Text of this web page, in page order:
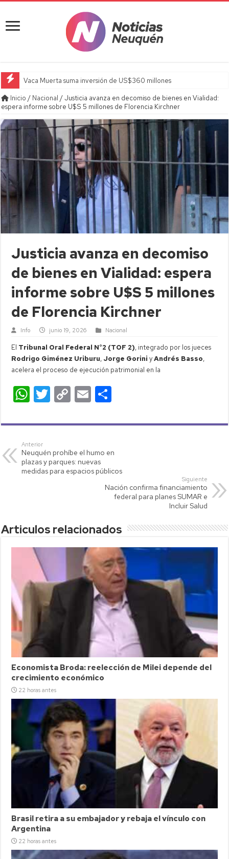
Vaca Muerta suma inversión de US$360 millones
Inicio / Nacional /Justicia avanza en decomiso de bienes en Vialidad:
espera informe sobre U$S 5 millones de Florencia Kirchner
Justicia avanza en decomiso
de bienes en Vialidad: espera
informe sobre U$S 5 millones
de Florencia Kirchner
Info junio 19, 2026 Nacional
El Tribunal Oral Federal N°2 (TOF 2), integrado por los jueces
Rodrigo Giménez Uriburu, Jorge Gorini yAndrés Basso,
acelera el proceso de ejecución patrimonial en la
W
at
s
A
p
T
tt
C
p
Li
nk
E
ail m
ar
tir
Anterior
Neuquén prohíbe el humo en
plazas y parques: nuevas
medidas para espacios públicos
Siguiente
Nación confirma financiamiento
federal para planes SUMAR e
Incluir Salud
Articulos relacionados
Economista Broda: reelección de Milei depende del
crecimiento económico
22 horas antes
Brasil retira a su embajador y rebaja el vínculo con
Argentina
22 horas antes